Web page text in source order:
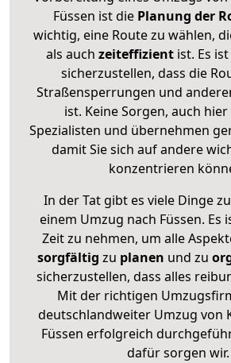
Füssen ist die Planung der
wichtig, eine Route zu wählen,
als auch zeiteffizientist. Es
sicherzustellen, dass die
Straßensperrungen und
ist. Keine Sorgen, auch
Spezialisten und übernehmen
damit Sie sich auf andere
konzentrieren
In der Tat gibt es viele Dinge
einem Umzug nach Füssen. Es
Zeit zu nehmen, um alle
sorgfältig zu planen und zu
sicherzustellen, dass alles
Mit der richtigen
deutschlandweiter Umzug von
Füssen erfolgreich
dafür sorgen wir.